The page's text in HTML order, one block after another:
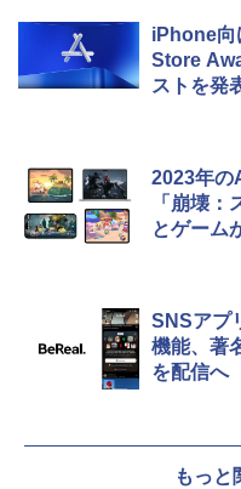
iPhone向
Store
ストを発
2023年の
「崩壊：
とゲーム
SNSアプ
機能、著
を配信へ
もっと